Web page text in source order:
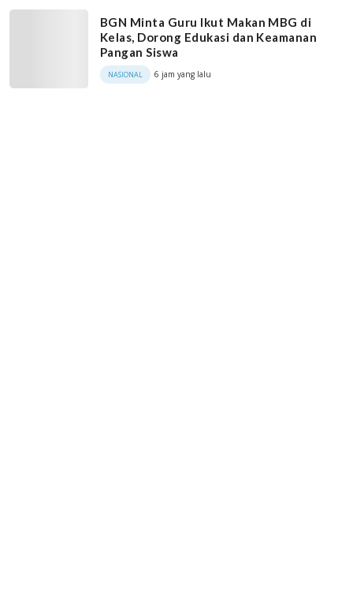
BGN Minta Guru Ikut Makan MBG di
Kelas, Dorong Edukasi dan Keamanan
Pangan Siswa
NASIONAL 6 jam yang lalu